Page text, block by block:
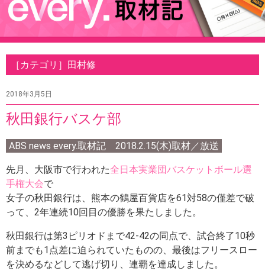
［カテゴリ］田村修
2018年3月5日
秋田銀行バスケ部
ABS news every.取材記 2018.2.15(木)取材／放送
先月、大阪市で行われた全日本実業団バスケットボール選
手権大会で
女子の秋田銀行は、熊本の鶴屋百貨店を61対58の僅差で破
って、2年連続10回目の優勝を果たしました。
秋田銀行は第3ピリオドまで42-42の同点で、試合終了10秒
前までも1点差に迫られていたものの、最後はフリースロー
を決めるなどして逃げ切り、連覇を達成しました。